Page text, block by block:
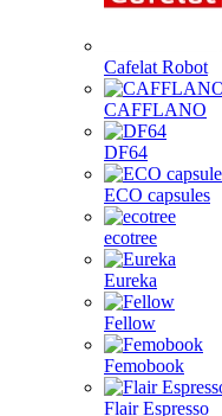
Cafelat Robot
CAFFLANO
DF64
ECO capsules
ecotree
Eureka
Fellow
Femobook
Flair Espresso